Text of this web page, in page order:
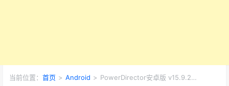
当前位置： 首页 > Android > PowerDirector安卓版 v15.9.2